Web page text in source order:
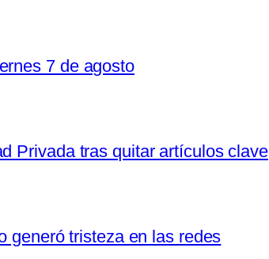
7 de agosto
Privada tras quitar artículos clave
generó tristeza en las redes